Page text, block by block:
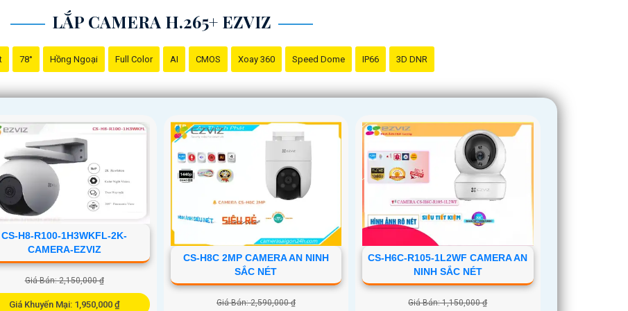
LẮP CAMERA H.265+ EZVIZ
78° Hồng Ngoại Full Color AI CMOS Xoay 360 Speed Dome IP66 3D DNR
CS-H8-R100-1H3WKFL-2K-
CAMERA-EZVIZ
Giá Bán: 2,150,000 ₫
Giá Khuyến Mại: 1,950,000 ₫
CS-H8C 2MP CAMERA AN NINH
SẮC NÉT
Giá Bán: 2,590,000 ₫
CS-H6C-R105-1L2WF CAMERA AN
NINH SẮC NÉT
Giá Bán: 1,150,000 ₫